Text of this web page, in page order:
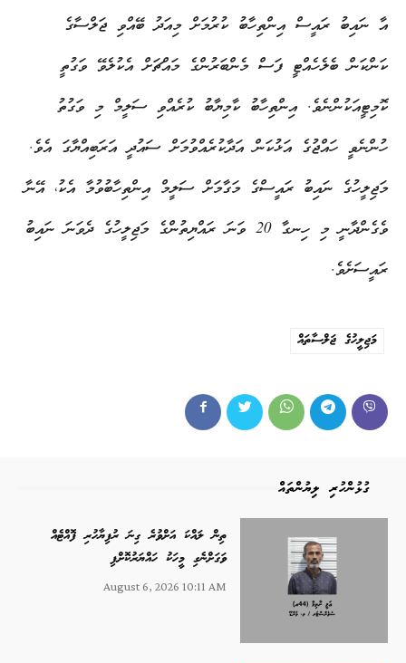
އާ ނައިބު ރައީސް އިންތިހާބު ކުރުމަށް މިއަދު ބޭއްވި ޖަލްސާގެ
ކަންކަން ބެލެހެއްޓީ ފަސް މެންބަރުންގެ މައްޗަށް އެކުލެވޭ ވަގުތީ
ކޮމިޓީއަކުންނެވެ. އިންތިހާބު ކާމިޔާބު ކުރެއްވި ސަލީމް މި ވަގުތު
ހުންނެވީ ހައްޖުގެ އަޅުކަން އަދާކުރެއްވުމަށް ސައުދީ އަރަބިއްޔާގަ އެވެ.
މަޖިލީހުގެ ނައިބު ރައީސްގެ މަގާމަށް ސަލީމް އިންތިހާބުވުމާ އެކު، އޭނާ
ވެގެންދާނީ މި ހިނގާ 20 ވަނަ ރައްޔިތުންގެ މަޖިލީހުގެ ދެވަނަ ނައިބު
ރައީސަށެވެ.
މަޖިލީހުގެ ޖަލްސާތައް
ގުޅުންހުރި ލިޔުންތައް
ތިން ލައްކަ އަށްވުރެ ގިނަ ރުފިޔާހުރި ފޮއްޓެއް
ވަގަށްނެގި މީހަކު ހައްޔަރުކޮށްފި
August 6, 2026 10:11 AM